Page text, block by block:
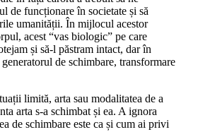
de funcționare în societate și să
umanității. În mijlocul acestor
acest “vas biologic” pe care
și să-l păstram intact, dar în
de schimbare, transformare
limită, arta sau modalitatea de a
arta s-a schimbat și ea. A ignora
de schimbare este ca și cum ai privi